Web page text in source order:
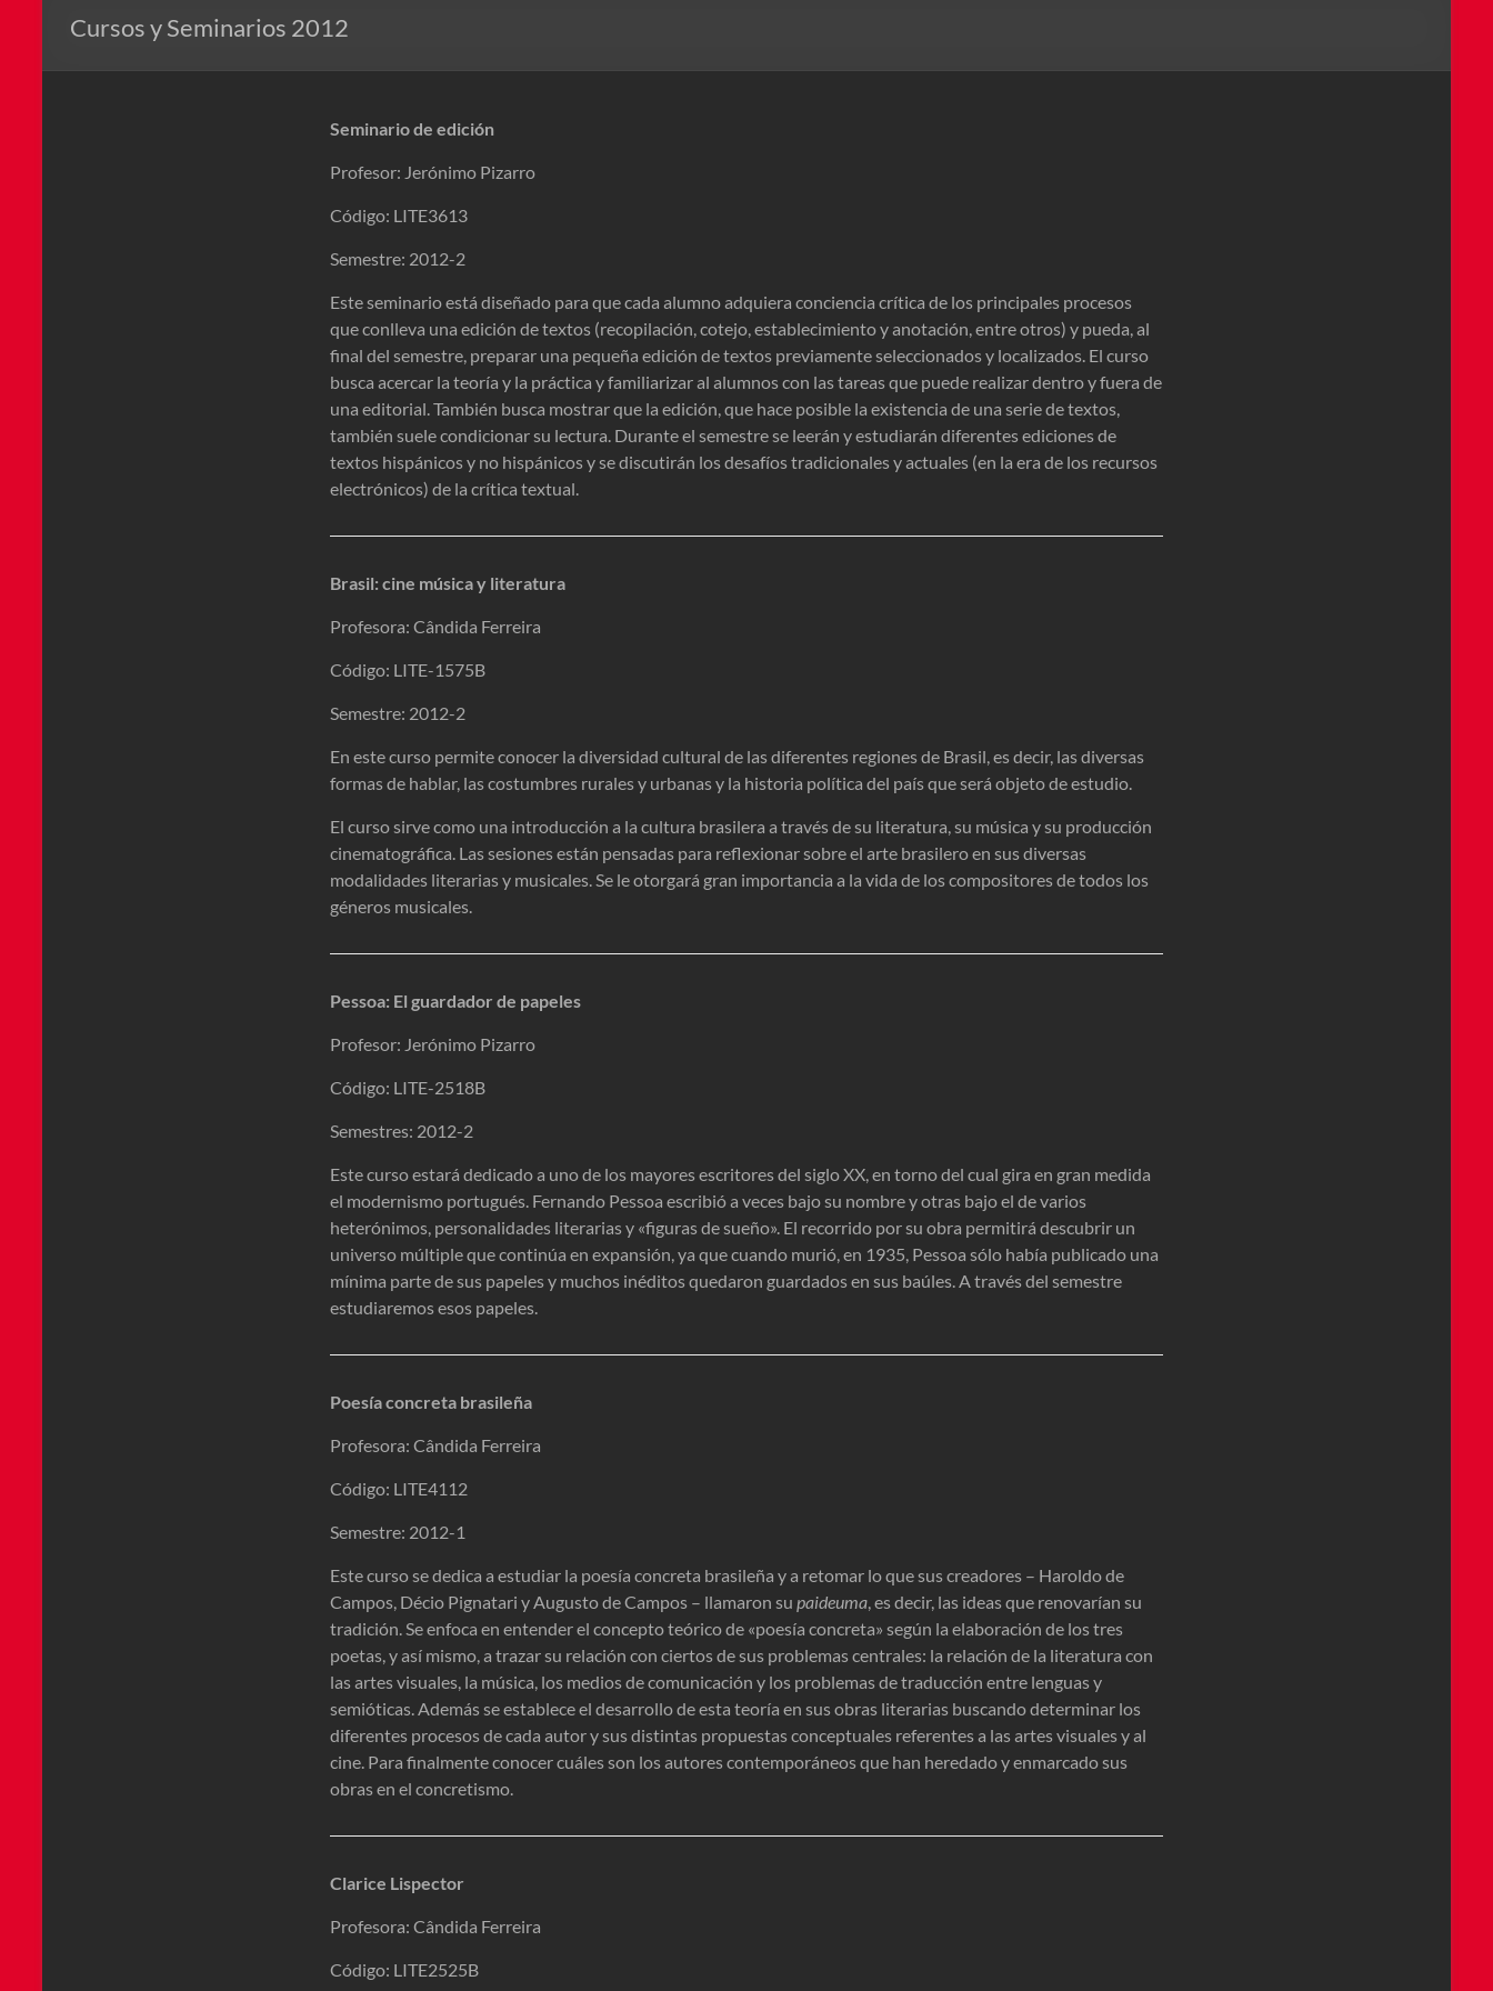
Cursos y Seminarios 2012
Seminario de edición
Profesor: Jerónimo Pizarro
Código: LITE3613
Semestre: 2012-2
Este seminario está diseñado para que cada alumno adquiera conciencia crítica de los principales procesos
que conlleva una edición de textos (recopilación, cotejo, establecimiento y anotación, entre otros) y pueda, al
final del semestre, preparar una pequeña edición de textos previamente seleccionados y localizados. El curso
busca acercar la teoría y la práctica y familiarizar al alumnos con las tareas que puede realizar dentro y fuera de
una editorial. También busca mostrar que la edición, que hace posible la existencia de una serie de textos,
también suele condicionar su lectura. Durante el semestre se leerán y estudiarán diferentes ediciones de
textos hispánicos y no hispánicos y se discutirán los desafíos tradicionales y actuales (en la era de los recursos
electrónicos) de la crítica textual.
Brasil: cine música y literatura
Profesora: Cândida Ferreira
Código: LITE-1575B
Semestre: 2012-2
En este curso permite conocer la diversidad cultural de las diferentes regiones de Brasil, es decir, las diversas
formas de hablar, las costumbres rurales y urbanas y la historia política del país que será objeto de estudio.
El curso sirve como una introducción a la cultura brasilera a través de su literatura, su música y su producción
cinematográfica. Las sesiones están pensadas para reflexionar sobre el arte brasilero en sus diversas
modalidades literarias y musicales. Se le otorgará gran importancia a la vida de los compositores de todos los
géneros musicales.
Pessoa: El guardador de papeles
Profesor: Jerónimo Pizarro
Código: LITE-2518B
Semestres: 2012-2
Este curso estará dedicado a uno de los mayores escritores del siglo XX, en torno del cual gira en gran medida
el modernismo portugués. Fernando Pessoa escribió a veces bajo su nombre y otras bajo el de varios
heterónimos, personalidades literarias y «figuras de sueño». El recorrido por su obra permitirá descubrir un
universo múltiple que continúa en expansión, ya que cuando murió, en 1935, Pessoa sólo había publicado una
mínima parte de sus papeles y muchos inéditos quedaron guardados en sus baúles. A través del semestre
estudiaremos esos papeles.
Poesía concreta brasileña
Profesora: Cândida Ferreira
Código: LITE4112
Semestre: 2012-1
Este curso se dedica a estudiar la poesía concreta brasileña y a retomar lo que sus creadores – Haroldo de
Campos, Décio Pignatari y Augusto de Campos – llamaron su paideuma , es decir, las ideas que renovarían su
tradición. Se enfoca en entender el concepto teórico de «poesía concreta» según la elaboración de los tres
poetas, y así mismo, a trazar su relación con ciertos de sus problemas centrales: la relación de la literatura con
las artes visuales, la música, los medios de comunicación y los problemas de traducción entre lenguas y
semióticas. Además se establece el desarrollo de esta teoría en sus obras literarias buscando determinar los
diferentes procesos de cada autor y sus distintas propuestas conceptuales referentes a las artes visuales y al
cine. Para finalmente conocer cuáles son los autores contemporáneos que han heredado y enmarcado sus
obras en el concretismo.
Clarice Lispector
Profesora: Cândida Ferreira
Código: LITE2525B